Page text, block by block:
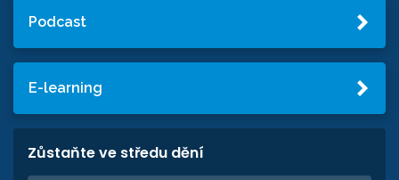
Podcast
E-learning
Zůstaňte ve středu dění